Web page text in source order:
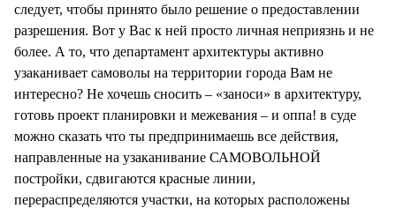
следует, чтобы принято было решение о предоставлении
разрешения. Вот у Вас к ней просто личная неприязнь и не
более. А то, что департамент архитектуры активно
узаканивает самоволы на территории города Вам не
интересно? Не хочешь сносить – «заноси» в архитектуру,
готовь проект планировки и межевания – и оппа! в суде
можно сказать что ты предпринимаешь все действия,
направленные на узаканивание САМОВОЛЬНОЙ
постройки, сдвигаются красные линии,
перераспределяются участки, на которых расположены